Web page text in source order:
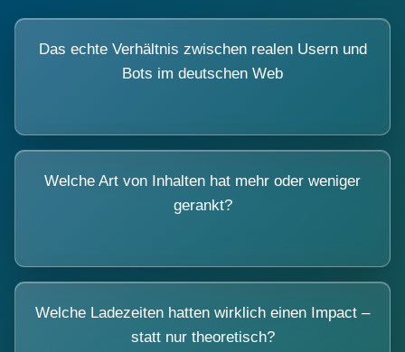
Das echte Verhältnis zwischen realen Usern und
Bots im deutschen Web
Welche Art von Inhalten hat mehr oder weniger
gerankt?
Welche Ladezeiten hatten wirklich einen Impact –
statt nur theoretisch?